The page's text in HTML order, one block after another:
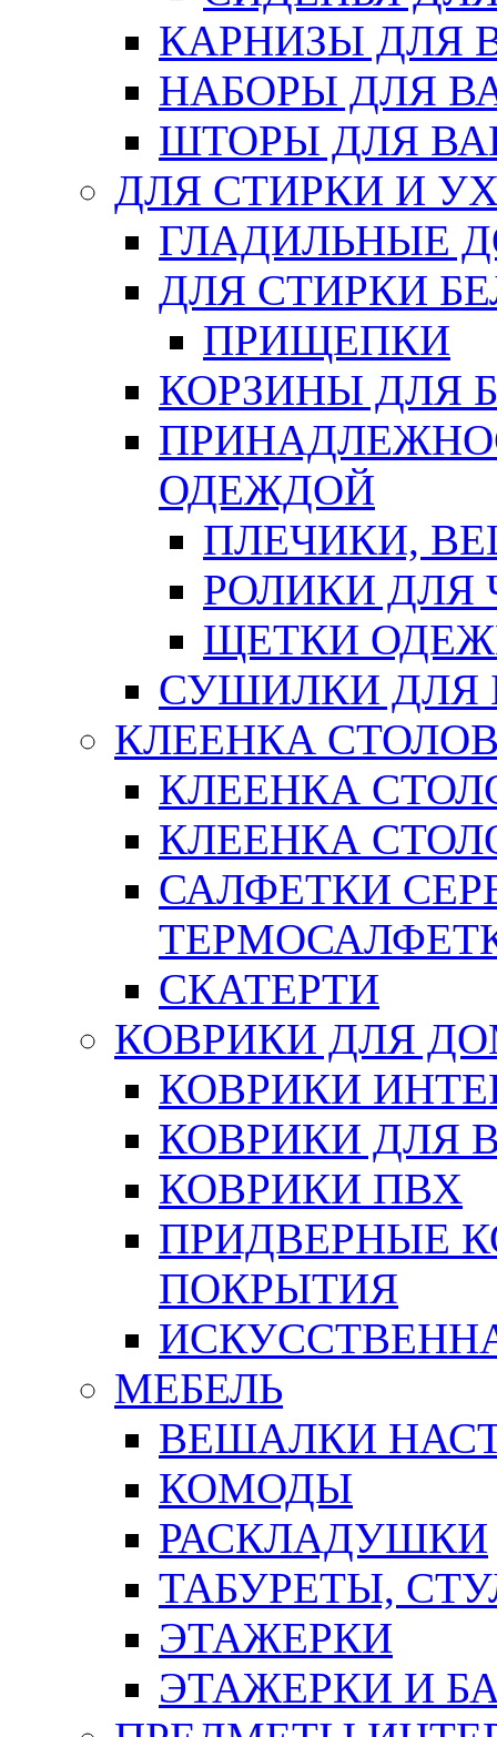
КАРНИЗЫ ДЛЯ
НАБОРЫ ДЛЯ
ШТОРЫ ДЛЯ
ДЛЯ СТИРКИ И
ГЛАДИЛЬНЫЕ
ДЛЯ СТИРКИ
ПРИЩЕПКИ
КОРЗИНЫ ДЛЯ
ОДЕЖДОЙ
ПЛЕЧИКИ,
РОЛИКИ ДЛЯ
ЩЕТКИ
СУШИЛКИ ДЛЯ
КЛЕЕНКА
КЛЕЕНКА
КЛЕЕНКА
САЛФЕТКИ
СКАТЕРТИ
КОВРИКИ ДЛЯ
КОВРИКИ
КОВРИКИ ДЛЯ
КОВРИКИ ПВХ
ПРИДВЕРНЫЕ
ПОКРЫТИЯ
МЕБЕЛЬ
ВЕШАЛКИ
КОМОДЫ
РАСКЛАДУШКИ
ТАБУРЕТЫ,
ЭТАЖЕРКИ
ЭТАЖЕРКИ И